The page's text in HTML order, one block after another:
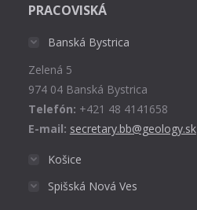
opens
window
PRACOVISKÁ
Banská Bystrica
Zelená 5
974 04 Banská Bystrica
Telefón: +421 48 4141658
E-mail: secretary.bb@geology.sk
Košice
Spišská Nová Ves